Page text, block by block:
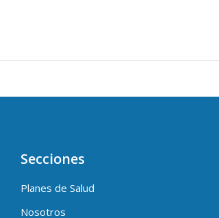
Secciones
Planes de Salud
Nosotros